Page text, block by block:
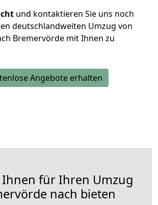
und kontaktieren Sie uns noch
deutschlandweiten Umzug von
Bremervörde mit Ihnen zu
Angebote erhalten
Ihnen für Ihren Umzug
nach bieten